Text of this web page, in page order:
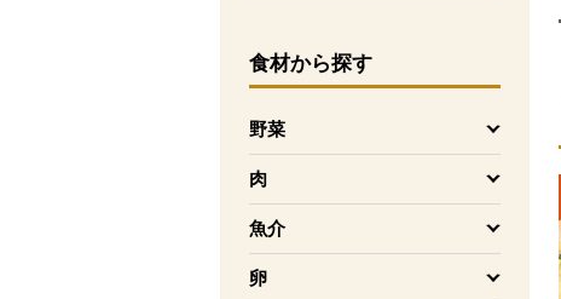
食材から探す
野菜
を開く
肉
を開く
魚介
を開く
卵
を開く